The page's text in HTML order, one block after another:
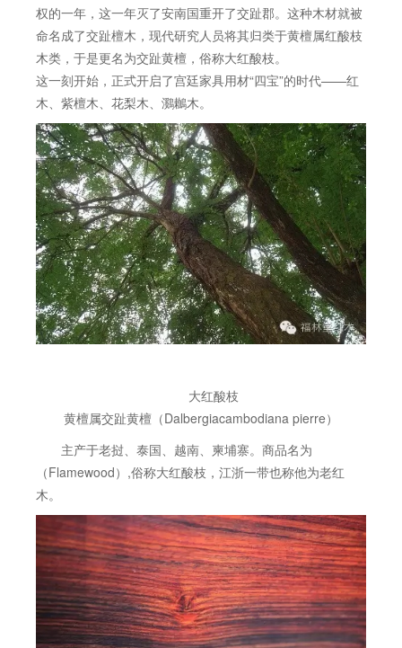
权的一年，这一年灭了安南国重开了交趾郡。这种木材就被
命名成了交趾檀木，现代研究人员将其归类于黄檀属红酸枝
木类，于是更名为交趾黄檀，俗称大红酸枝。
这一刻开始，正式开启了宫廷家具用材“四宝”的时代——红
木、紫檀木、花梨木、鸂鶒木。
大红酸枝
黄檀属交趾黄檀（Dalbergiacambodiana pierre）
主产于老挝、泰国、越南、柬埔寨。商品名为
（Flamewood）,俗称大红酸枝，江浙一带也称他为老红
木。